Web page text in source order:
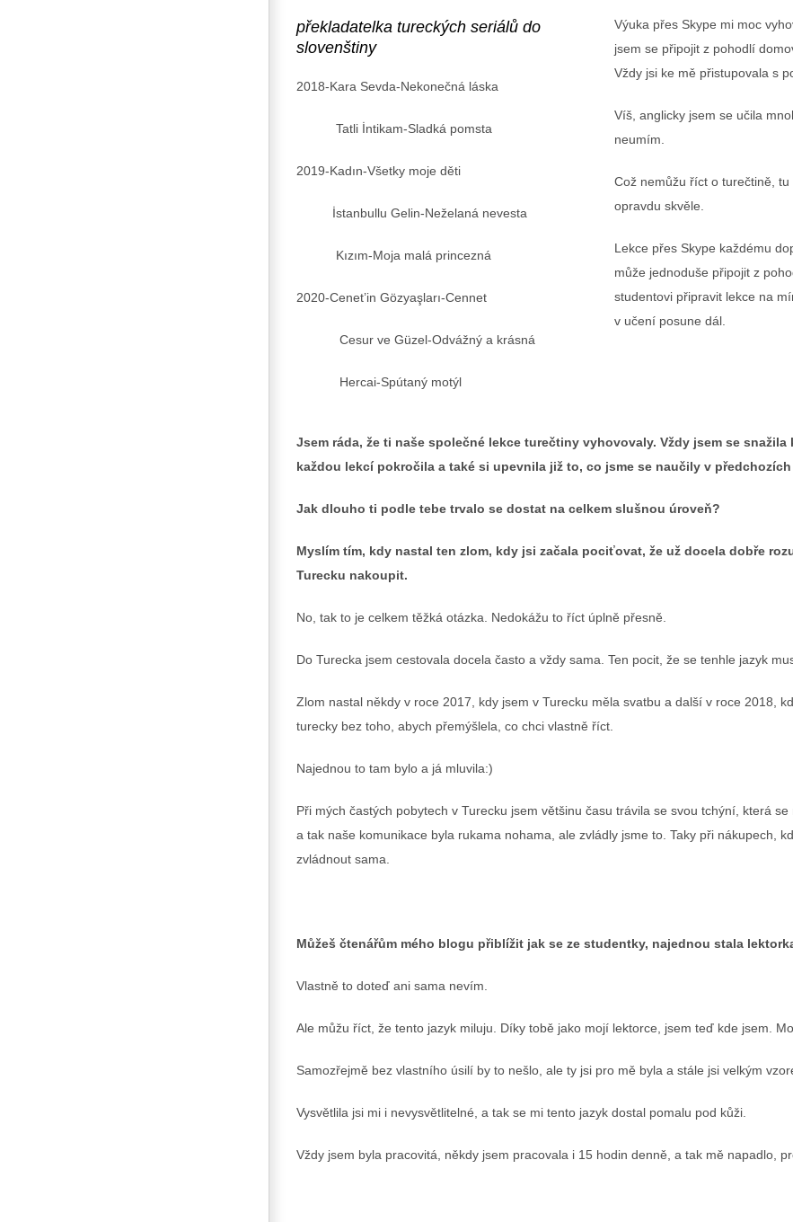
překladatelka tureckých seriálů do
slovenštiny
2018-Kara Sevda-Nekonečná láska
Tatli İntikam-Sladká pomsta
2019-Kadın-Všetky moje děti
İstanbullu Gelin-Neželaná nevesta
Kızım-Moja malá princezná
2020-Cenet’in Gözyaşları-Cennet
Cesur ve Güzel-Odvážný a krásná
Hercai-Spútaný motýl
Výuka přes Skype mi moc
jsem se připojit z pohodlí
Vždy jsi ke mě přistupovala s
Víš, anglicky jsem se učila
neumím.
Což nemůžu říct o turečtině,
opravdu skvěle.
Lekce přes Skype každému
může jednoduše připojit z
studentovi připravit lekce na
v učení posune dál.
Jsem ráda, že ti naše společné lekce turečtiny vyhovovaly. Vždy jsem se
každou lekcí pokročila a také si upevnila již to, co jsme se naučily v
Jak dlouho ti podle tebe trvalo se dostat na celkem slušnou úroveň?
Myslím tím, kdy nastal ten zlom, kdy jsi začala pociťovat, že už docela dobře
Turecku nakoupit.
No, tak to je celkem těžká otázka. Nedokážu to říct úplně přesně.
Do Turecka jsem cestovala docela často a vždy sama. Ten pocit, že se tenhle jazyk
Zlom nastal někdy v roce 2017, kdy jsem v Turecku měla svatbu a další v roce 2018,
turecky bez toho, abych přemýšlela, co chci vlastně říct.
Najednou to tam bylo a já mluvila:)
Při mých častých pobytech v Turecku jsem většinu času trávila se svou tchýní, která
a tak naše komunikace byla rukama nohama, ale zvládly jsme to. Taky při nákupech,
zvládnout sama.
Můžeš čtenářům mého blogu přiblížit jak se ze studentky, najednou stala
Vlastně to doteď ani sama nevím.
Ale můžu říct, že tento jazyk miluju. Díky tobě jako mojí lektorce, jsem teď kde jsem.
Samozřejmě bez vlastního úsilí by to nešlo, ale ty jsi pro mě byla a stále jsi velkým
Vysvětlila jsi mi i nevysvětlitelné, a tak se mi tento jazyk dostal pomalu pod kůži.
Vždy jsem byla pracovitá, někdy jsem pracovala i 15 hodin denně, a tak mě napadlo,